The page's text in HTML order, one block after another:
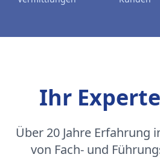
Ihr
Über 20 Jahre Erfahrung
von Fach- und